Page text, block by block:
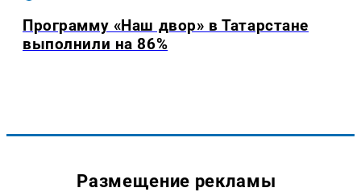
Программу «Наш двор» в Татарстане
выполнили на 86%
Размещение рекламы